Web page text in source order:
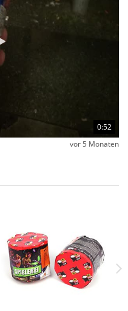
0:52
vor 5 Monaten